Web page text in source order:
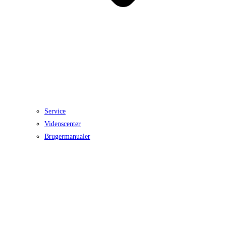
Service
Videnscenter
Brugermanualer